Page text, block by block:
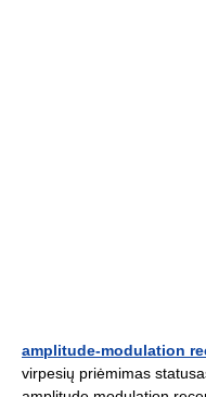
amplitude-modulation
virpesių priėmimas